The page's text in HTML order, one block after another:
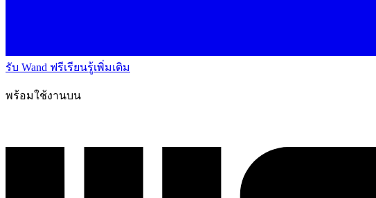
รับ Wand ฟรีเรียนรู้เพิ่มเติม
พร้อมใช้งานบน